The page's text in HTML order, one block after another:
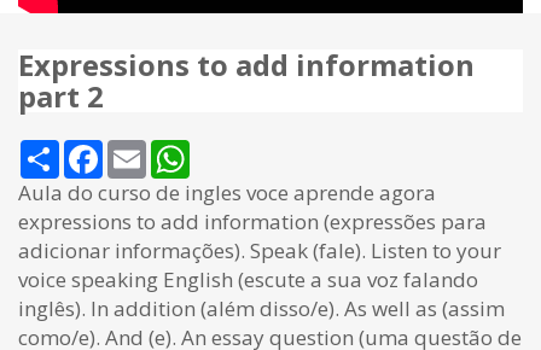
Expressions to add information
part 2
Share Facebook
Email
Aula do curso de ingles voce aprende agora
expressions to add information (expressões para
adicionar informações). Speak (fale). Listen to your
voice speaking English (escute a sua voz falando
inglês). In addition (além disso/e). As well as (assim
como/e). And (e). An essay question (uma questão de